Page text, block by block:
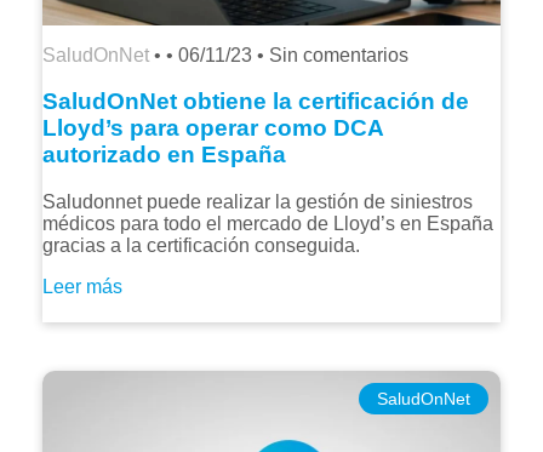
SaludOnNet • • 06/11/23 • Sin comentarios
SaludOnNet obtiene la certificación de
Lloyd’s para operar como DCA
autorizado en España
Saludonnet puede realizar la gestión de siniestros
médicos para todo el mercado de Lloyd’s en España
gracias a la certificación conseguida.
Leer más
SaludOnNet